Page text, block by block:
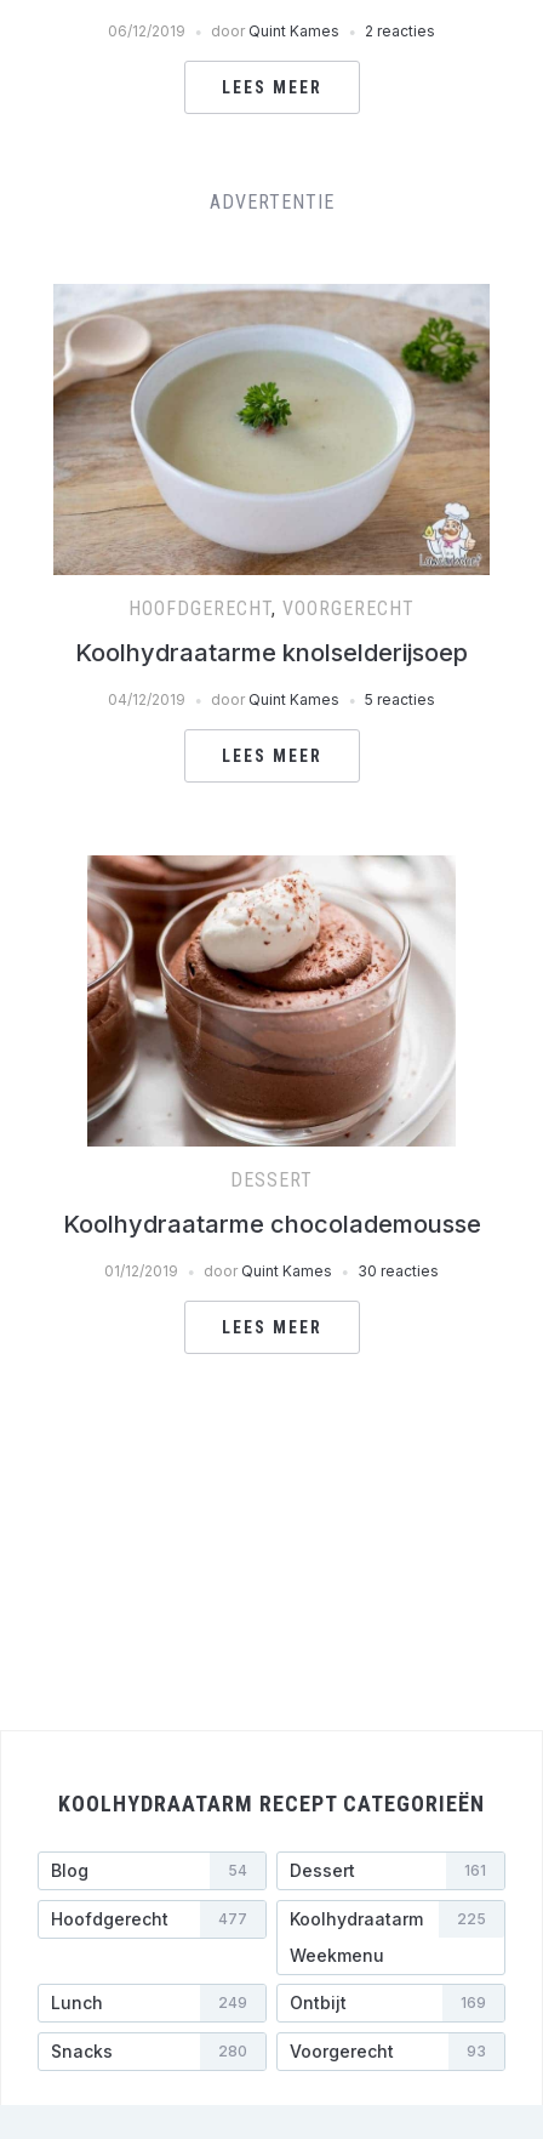
06/12/2019 door Quint Kames 2 reacties
LEES MEER
ADVERTENTIE
HOOFDGERECHT, VOORGERECHT
Koolhydraatarme knolselderijsoep
04/12/2019 door Quint Kames 5 reacties
LEES MEER
DESSERT
Koolhydraatarme chocolademousse
01/12/2019 door Quint Kames 30 reacties
LEES MEER
KOOLHYDRAATARM RECEPT CATEGORIEËN
Blog 54 Dessert 161
Hoofdgerecht 477
Koolhydraatarm
Weekmenu
225
Lunch 249 Ontbijt 169
Snacks 280 Voorgerecht 93